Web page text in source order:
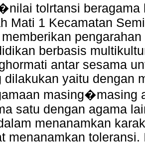
tolrtansi beragama
Mati 1 Kecamatan
berbasis
antar sesama
dilakukan yaitu dengan
masing�masing
satu dengan agama
menanamkan
menanamkan